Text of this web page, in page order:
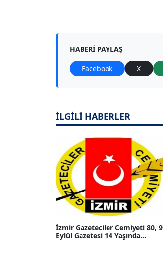
HABERI PAYLAŞ
Facebook X
İLGİLİ HABERLER
İzmir Gazeteciler Cemiyeti 80, 9
Eylül Gazetesi 14 Yaşında...